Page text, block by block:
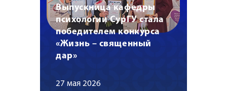
Выпускница кафедры
психологии СурГУ стала
победителем конкурса
«Жизнь – священный
дар»
27 мая 2026